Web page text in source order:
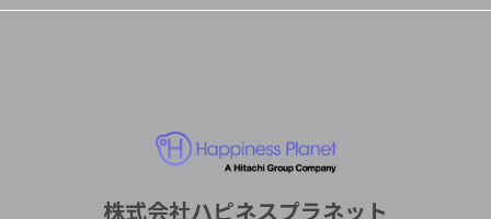
デモ・トライアル希望
株式会社ハピネスプラネット